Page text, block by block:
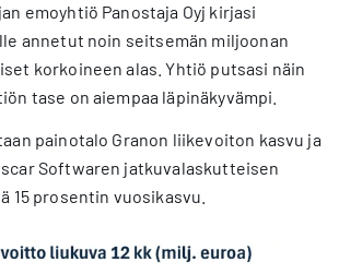
emoyhtiö Panostaja Oyj kirjasi
annetut noin seitsemän miljoonan
korkoineen alas. Yhtiö putsasi näin
tase on aiempaa läpinäkyvämpi.
painotalo Granon liikevoiton kasvu ja
Softwaren jatkuvalaskutteisen
15 prosentin vuosikasvu.